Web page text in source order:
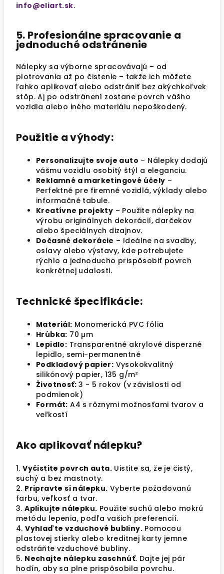
info@eliart.sk.
5. Profesionálne spracovanie a
jednoduché odstránenie
Nálepky sa výborne spracovávajú – od
plotrovania až po čistenie – takže ich môžete
ľahko aplikovať alebo odstrániť bez akýchkoľvek
stôp. Aj po odstránení zostane povrch vášho
vozidla alebo iného materiálu nepoškodený.
Použitie a výhody:
Personalizujte svoje auto – Nálepky dodajú
vášmu vozidlu osobitý štýl a eleganciu.
Reklamné a marketingové účely –
Perfektné pre firemné vozidlá, výklady alebo
informačné tabule.
Kreatívne projekty – Použite nálepky na
výrobu originálnych dekorácií, darčekov
alebo špeciálnych dizajnov.
Dočasné dekorácie – Ideálne na svadby,
oslavy alebo výstavy, kde potrebujete
rýchlo a jednoducho prispôsobiť povrch
konkrétnej udalosti.
Technické špecifikácie:
Materiál: Monomerická PVC fólia
Hrúbka: 70 µm
Lepidlo: Transparentné akrylové disperzné
lepidlo, semi-permanentné
Podkladový papier: Vysokokvalitný
silikónový papier, 135 g/m²
Životnosť: 3 - 5 rokov (v závislosti od
podmienok)
Formát: A4 s rôznymi možnosťami tvarov a
veľkostí
Ako aplikovať nálepku?
1.Vyčistite povrch auta. Uistite sa, že je čistý,
suchý a bez mastnoty.
2. Pripravte si nálepku. Vyberte požadovanú
farbu, veľkosť a tvar.
3.Aplikujte nálepku. Použite suchú alebo mokrú
metódu lepenia, podľa vašich preferencií.
4.Vyhlaďte vzduchové bubliny. Pomocou
plastovej stierky alebo kreditnej karty jemne
odstráňte vzduchové bubliny.
5. Nechajte nálepku zaschnúť. Dajte jej pár
hodín, aby sa plne prispôsobila povrchu.